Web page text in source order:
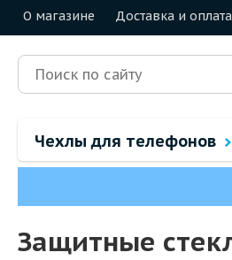
О магазине Доставка и оплата
Чехлы для телефонов
Защитные